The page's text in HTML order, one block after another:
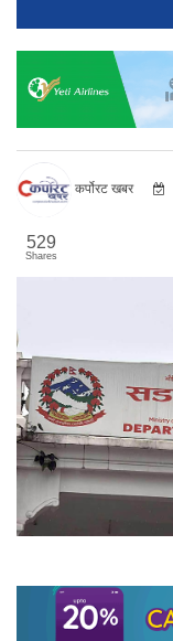
कर्पोरट खबर
529
Shares